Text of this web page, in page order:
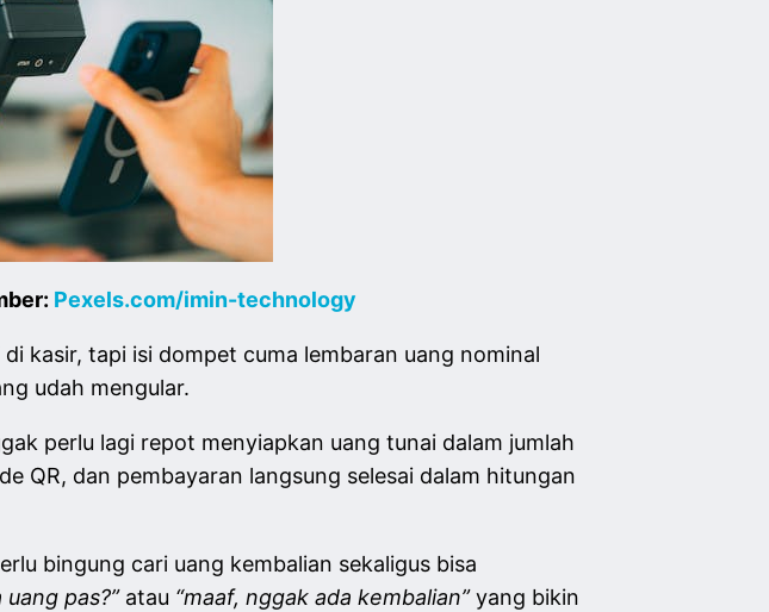
Pexels.com/imin-technology
kasir, tapi isi dompet cuma lembaran uang nominal
udah mengular.
perlu lagi repot menyiapkan uang tunai dalam jumlah
QR, dan pembayaran langsung selesai dalam hitungan
bingung cari uang kembalian sekaligus bisa
uang pas?” atau “maaf, nggak ada kembalian”yang bikin